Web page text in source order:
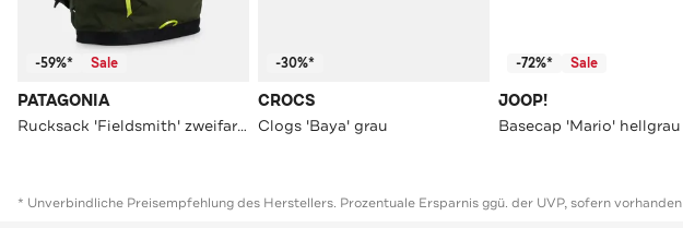
-59%* Sale
PATAGONIA
Rucksack 'Fieldsmith' zweifarbig
-30%*
CROCS
Clogs 'Baya' grau
-72%* Sale
JOOP!
* Unverbindliche Preisempfehlung des Herstellers. Prozentuale Ersparnis ggü. der UVP, sofern vorhanden